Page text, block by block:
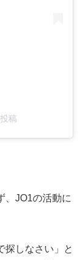
稿
、JO1の活動に
探しなさい」と